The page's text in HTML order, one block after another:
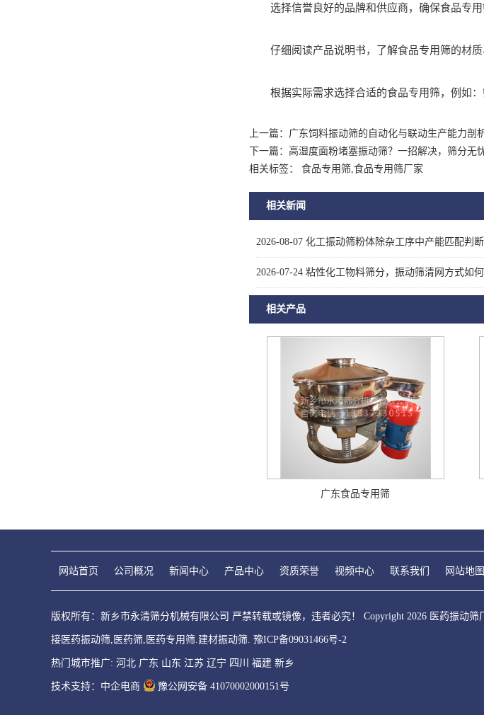
选择信誉良好的品牌和供应商，确保食品专用
仔细阅读产品说明书，了解食品专用筛的材质
根据实际需求选择合适的食品专用筛，例如：
上一篇： 广东饲料振动筛的自动化与联动生产能力剖
下一篇： 高湿度面粉堵塞振动筛？一招解决，筛分无忧
相关标签： 食品专用筛,食品专用筛厂家
相关新闻
2026-08-07 化工振动筛粉体除杂工序中产能匹配判
2026-07-24 粘性化工物料筛分，振动筛清网方式如
相关产品
广东食品专用筛
网站首页 公司概况 新闻中心 产品中心 资质荣誉 视频中心 联系我们 网站地图
版权所有：新乡市永清筛分机械有限公司 严禁转载或镜像，违者必究！ Copyright 2026 医药振动
接医药振动筛,医药筛,医药专用筛.建材振动筛. 豫ICP备09031466号-2
热门城市推广: 河北 广东 山东 江苏 辽宁 四川 福建 新乡
技术支持：中企电商 豫公网安备 41070002000151号